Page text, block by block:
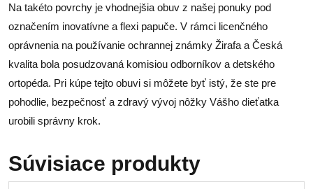
Na takéto povrchy je vhodnejšia obuv z našej ponuky pod
označením inovatívne a flexi papuče. V rámci licenčného
oprávnenia na používanie ochrannej známky Žirafa a Česká
kvalita bola posudzovaná komisiou odborníkov a detského
ortopéda. Pri kúpe tejto obuvi si môžete byť istý, že ste pre
pohodlie, bezpečnosť a zdravý vývoj nôžky Vášho dieťatka
urobili správny krok.
Súvisiace produkty